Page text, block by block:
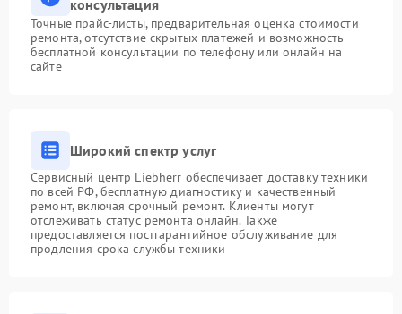
консультация
Точные прайс-листы, предварительная оценка стоимости
ремонта, отсутствие скрытых платежей и возможность
бесплатной консультации по телефону или онлайн на
сайте
Широкий спектр услуг
Сервисный центр Liebherr обеспечивает доставку техники
по всей РФ, бесплатную диагностику и качественный
ремонт, включая срочный ремонт. Клиенты могут
отслеживать статус ремонта онлайн. Также
предоставляется постгарантийное обслуживание для
продления срока службы техники